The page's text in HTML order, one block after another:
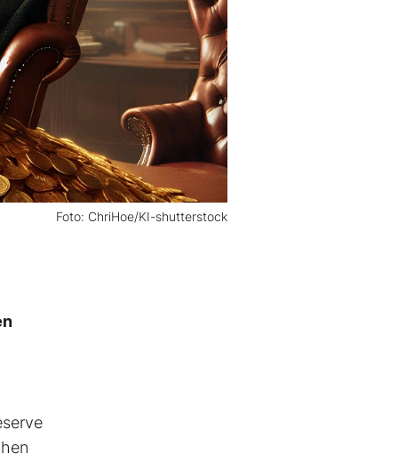
Foto: ChriHoe/KI-shutterstock